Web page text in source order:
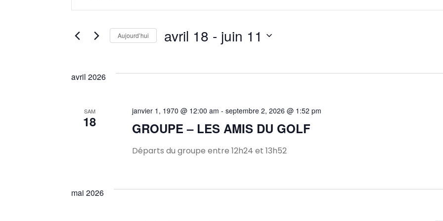
navigation
de
vues
Évènements
Rechercher
Évènements
clé.
Aujourd’hui avril 18 - juin 11
date.
avril 2026
SAM
18 GROUPE – LES AMIS DU GOLF
janvier 1, 1970 @ 12:00 am - septembre 2, 2026 @ 1:52 pm
Départs du groupe entre 12h24 et 13h52
mai 2026